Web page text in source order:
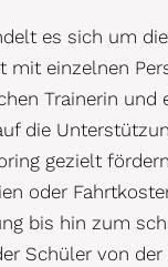
es sich um
mit einzelnen
Trainerin
die
gezielt
oder
bis hin zum
Schüler von